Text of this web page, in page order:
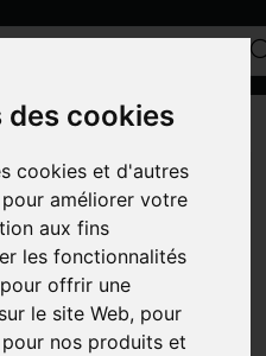
des cookies
cookies et d'autres
améliorer votre
aux fins
les fonctionnalités
pour offrir une
le site Web, pour
nos produits et
/AUTRES MATÉRIELS